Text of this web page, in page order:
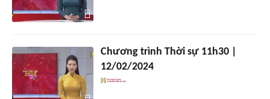
Chương trình Thời sự 11h30 |
12/02/2024